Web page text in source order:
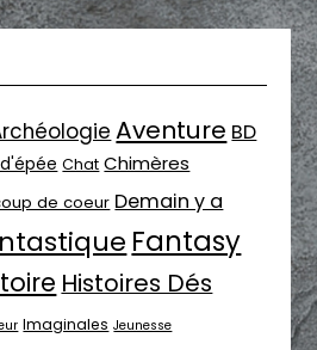
Aventure BD
Chat Chimères
de coeur Demain y a
Fantasy
Histoires Dés
Imaginales Jeunesse